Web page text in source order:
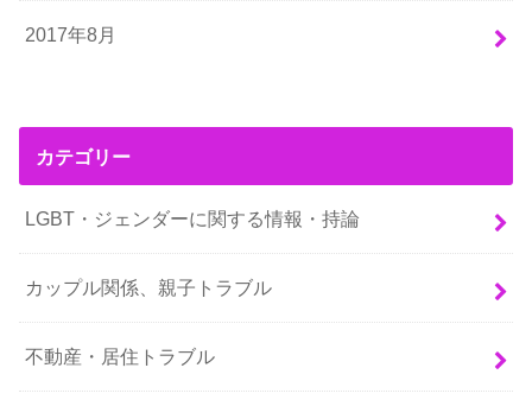
2017年8月
カテゴリー
LGBT・ジェンダーに関する情報・持論
カップル関係、親子トラブル
不動産・居住トラブル